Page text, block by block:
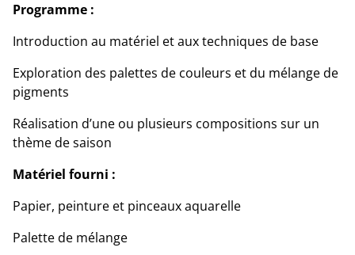
Programme :
Introduction au matériel et aux techniques de base
Exploration des palettes de couleurs et du mélange de
pigments
Réalisation d’une ou plusieurs compositions sur un
thème de saison
Matériel fourni :
Papier, peinture et pinceaux aquarelle
Palette de mélange